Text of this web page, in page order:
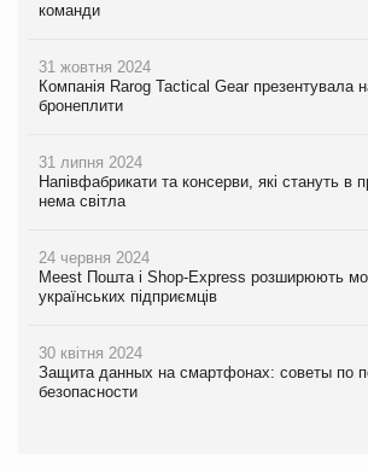
команди
31 жовтня 2024
Компанія Rarog Tactical Gear презентувала
бронеплити
31 липня 2024
Напівфабрикати та консерви, які стануть в
нема світла
24 червня 2024
Meest Пошта і Shop-Express розширюють
українських підприємців
30 квітня 2024
Защита данных на смартфонах: советы по
безопасности